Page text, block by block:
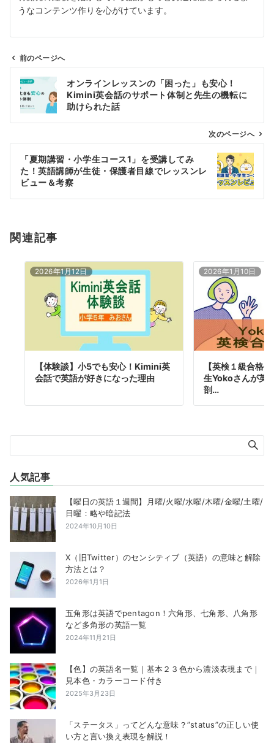
うなコンテンツ作りを心がけています。
ン
前のページへ
オンラインレッスンの「困った」も安心！
Kimini英会話のサポート体制と先生の機転に
助けられた話
次のページへ
「夏期講習・小学生コース1」を受講してみ
た！英語講師が生徒・保護者目線でレッスンレ
ビュー＆考察
関連記事
2026年1月12日
【体験談】小5でも安心！Kimini英
会話で英語が好きになった理由
2026年1月10日
【英検１級合格
生Yokoさんが英
剖…
人気記事
【曜日の英語１週間】月曜/火曜/水曜/木曜/金曜/土曜/
日曜：略や暗記法
2024年10月10日
X（旧Twitter）のセンシティブ（英語）の意味と解除
方法とは？
2026年1月1日
五角形は英語でpentagon！六角形、七角形、八角形
など多角形の英語一覧
2024年11月21日
【色】の英語名一覧｜基本２３色から濃淡表現まで｜
見本色・カラーコード付き
2025年3月23日
「ステータス」ってどんな意味？”status”の正しい使
い方と言い換え表現を解説！